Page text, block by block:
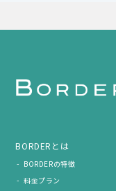
BORDERとは
BORDERの特徴
料金プラン